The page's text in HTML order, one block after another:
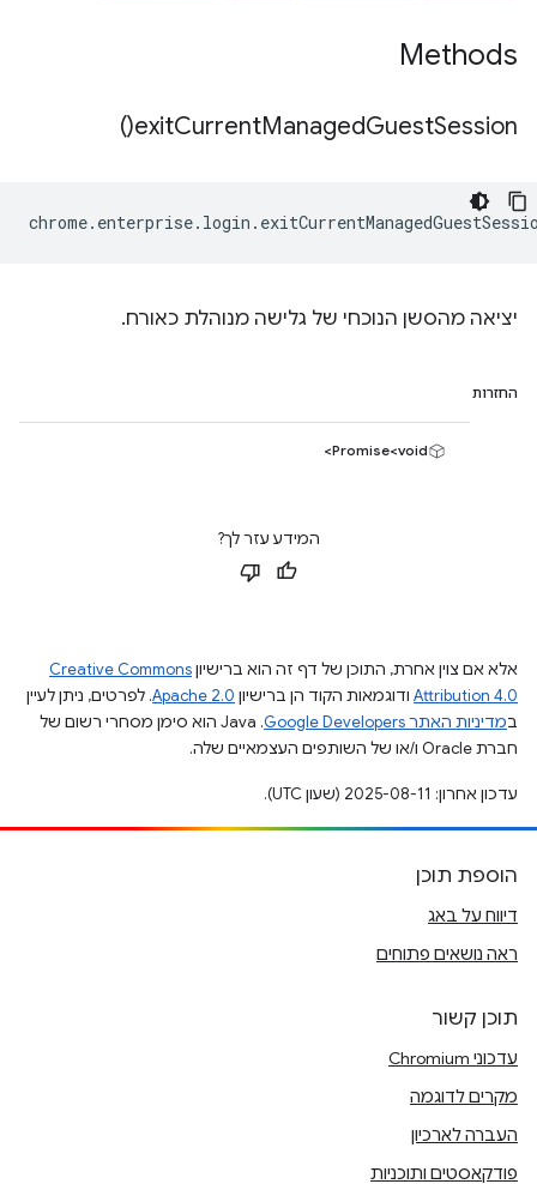
Methods
exitCurrentManagedGuestSession(
)
chrome. enterprise. login .
יציאה מהסשן הנוכחי של גלישה מנוהלת כאורח.
החזרות
Promise<void>
המידע עזר לך?
אלא אם צוין אחרת, התוכן של דף זה הוא ברישיוןCreative Commons
Attribution 4.0 ודוגמאות הקוד הן ברישיון Apache 2.0. לפרטים, ניתן לעיין
במדיניות האתר Google Developers‏
.‏ Java הוא סימן מסחרי רשום של
חברת Oracle ו/או של השותפים העצמאיים שלה.
עדכון אחרון: 2025-08-11 (שעון UTC).
הוספת תוכן
דיווח על באג
ראה נושאים פתוחים
תוכן קשור
עדכוני Chromium
מקרים לדוגמה
העברה לארכיון
פודקאסטים ותוכניות